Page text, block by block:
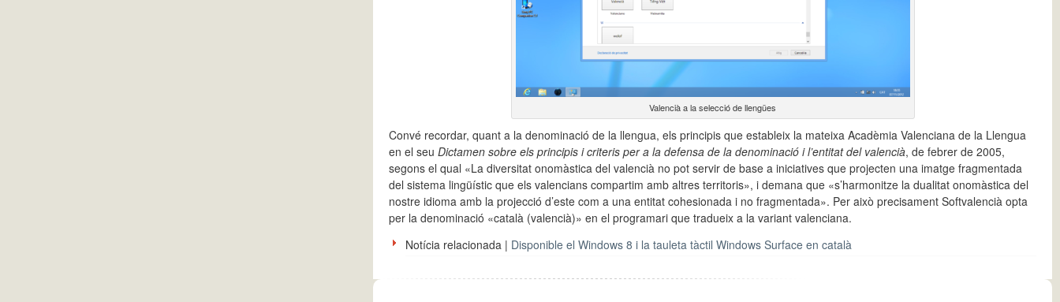
Valencià a la selecció de llengües
Convé recordar, quant a la denominació de la llengua, els principis que estableix la mateixa Acadèmia Valenciana de la Llengua
en el seuDictamen sobre els principis i criteris per a la defensa de la denominació i l’entitat del valencià, de febrer de 2005,
segons el qual «La diversitat onomàstica del valencià no pot servir de base a iniciatives que projecten una imatge fragmentada
del sistema lingüístic que els valencians compartim amb altres territoris», i demana que «s’harmonitze la dualitat onomàstica del
nostre idioma amb la projecció d’este com a una entitat cohesionada i no fragmentada». Per això precisament Softvalencià opta
per la denominació «català (valencià)» en el programari que tradueix a la variant valenciana.
Notícia relacionada | Disponible el Windows 8 i la tauleta tàctil Windows Surface en català